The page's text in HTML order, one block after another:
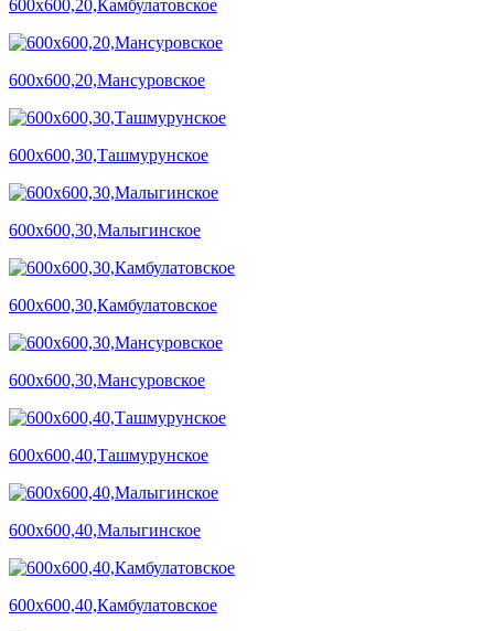
600х600,20,Камбулатовское
600х600,20,Мансуровское
600х600,30,Ташмурунское
600х600,30,Малыгинское
600х600,30,Камбулатовское
600х600,30,Мансуровское
600х600,40,Ташмурунское
600х600,40,Малыгинское
600х600,40,Камбулатовское